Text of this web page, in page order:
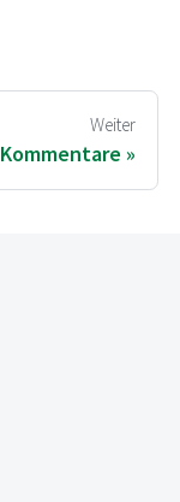
Weiter
Kommentare